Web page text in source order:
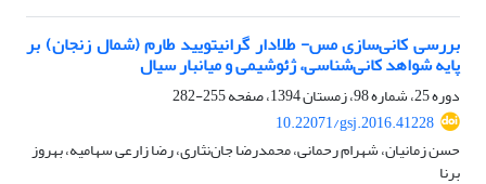
بررسی کانی‌سازی مس- طلادار گرانیتویید طارم (شمال زنجان) بر
پایه شواهد کانی‌شناسی، ژئوشیمی و میانبار سیال
دوره 25، شماره 98، زمستان 1394، صفحه
255-282
10.22071/gsj.2016.41228
حسن زمانیان، شهرام رحمانی، محمدرضا جان‌نثاری، رضا زارعی سهامیه، بهروز
برنا